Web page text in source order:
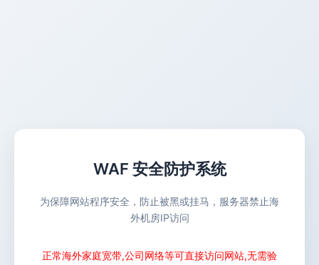
WAF 安全防护系统
为保障网站程序安全，防止被黑或挂马，服务器禁止海
外机房IP访问
正常海外家庭宽带,公司网络等可直接访问网站,无需验